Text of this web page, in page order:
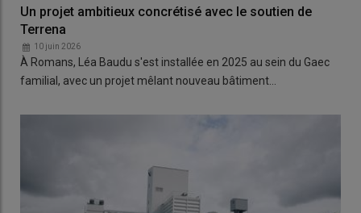
Un projet ambitieux concrétisé avec le soutien de
Terrena
10 juin 2026
À Romans, Léa Baudu s'est installée en 2025 au sein du Gaec
familial, avec un projet mêlant nouveau bâtiment…